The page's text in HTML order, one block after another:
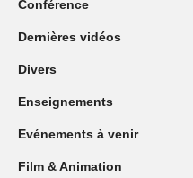
Conférence
Dernières vidéos
Divers
Enseignements
Evénements à venir
Film & Animation